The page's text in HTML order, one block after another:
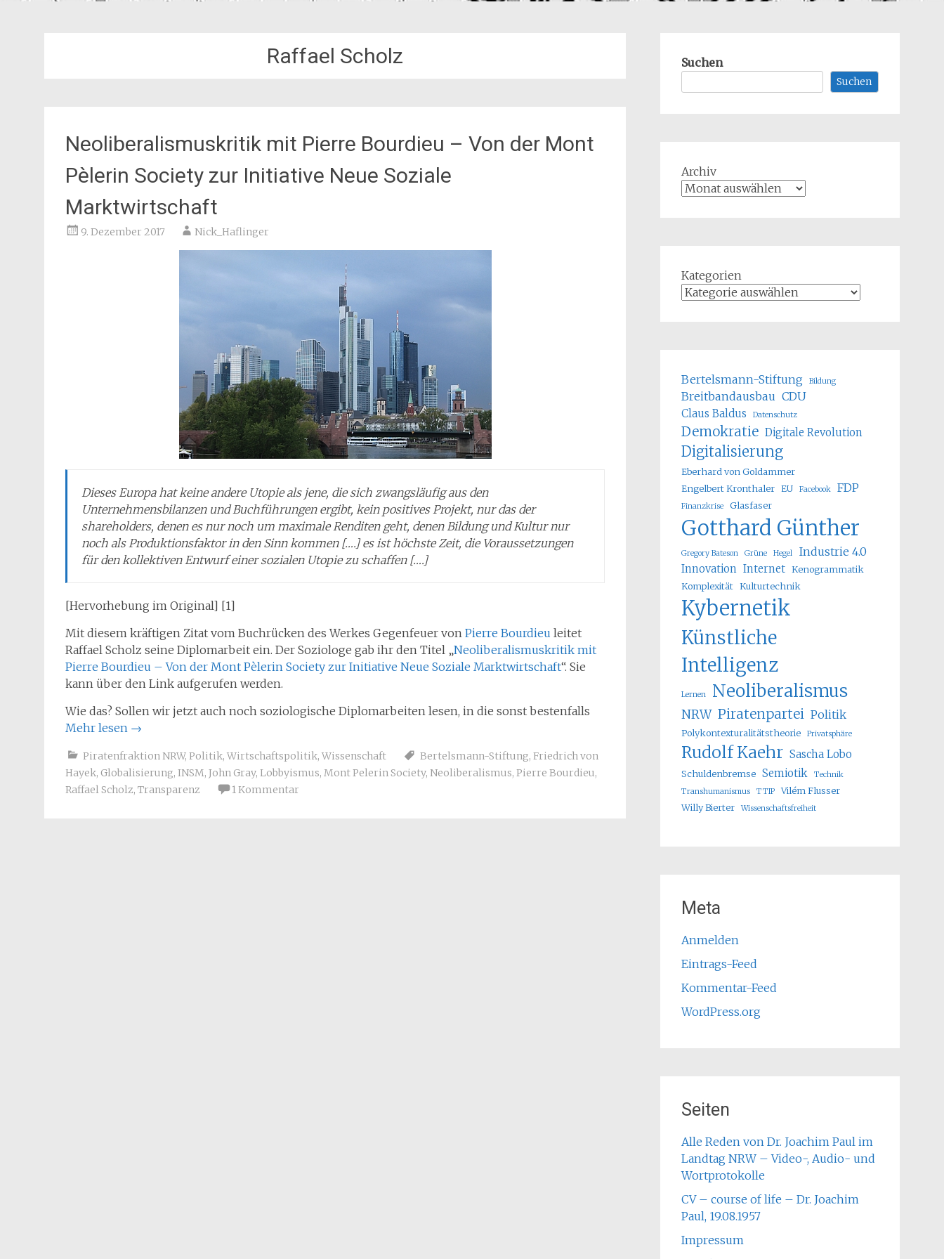
Raffael Scholz
Neoliberalismuskritik mit Pierre Bourdieu – Von der Mont
Pèlerin Society zur Initiative Neue Soziale
Marktwirtschaft
9. Dezember 2017 Nick_Haflinger
Dieses Europa hat keine andere Utopie als jene, die sich zwangsläufig aus den
Unternehmensbilanzen und Buchführungen ergibt, kein positives Projekt, nur das der
shareholders, denen es nur noch um maximale Renditen geht, denen Bildung und Kultur nur
noch als Produktionsfaktor in den Sinn kommen [….] es ist höchste Zeit, die Voraussetzungen
für den kollektiven Entwurf einer sozialen Utopie zu schaffen [….]
[Hervorhebung im Original] [1]
Mit diesem kräftigen Zitat vom Buchrücken des Werkes Gegenfeuer von Pierre Bourdieu leitet
Raffael Scholz seine Diplomarbeit ein. Der Soziologe gab ihr den Titel „Neoliberalismuskritik mit
Pierre Bourdieu – Von der Mont Pèlerin Society zur Initiative Neue Soziale Marktwirtschaft“. Sie
kann über den Link aufgerufen werden.
Wie das? Sollen wir jetzt auch noch soziologische Diplomarbeiten lesen, in die sonst bestenfalls
Mehr lesen →
Piratenfraktion NRW, Politik, Wirtschaftspolitik, Wissenschaft Bertelsmann-Stiftung, Friedrich von
Hayek, Globalisierung, INSM, John Gray, Lobbyismus, Mont Pelerin Society, Neoliberalismus, Pierre Bourdieu,
Raffael Scholz, Transparenz 1 Kommentar
Suchen
Suchen
Archiv
Kategorien
Bertelsmann-Stiftung Bildung
Breitbandausbau CDU
Claus Baldus Datenschutz
Demokratie Digitale Revolution
Digitalisierung
Eberhard von Goldammer
Engelbert Kronthaler EU Facebook FDP
Finanzkrise Glasfaser
Gotthard Günther
Gregory Bateson Grüne Hegel Industrie 4.0
Innovation Internet Kenogrammatik
Komplexität Kulturtechnik
Kybernetik
Künstliche
Intelligenz
Lernen Neoliberalismus
NRW Piratenpartei Politik
Polykontexturalitätstheorie Privatsphäre
Rudolf Kaehr Sascha Lobo
Schuldenbremse Semiotik
Technik
Transhumanismus
TTIP
Vilém Flusser
Willy Bierter
Wissenschaftsfreiheit
Meta
Anmelden
Eintrags-Feed
Kommentar-Feed
WordPress.org
Seiten
Alle Reden von Dr. Joachim Paul im
Landtag NRW – Video-, Audio- und
Wortprotokolle
CV – course of life – Dr. Joachim
Paul, 19.08.1957
Impressum